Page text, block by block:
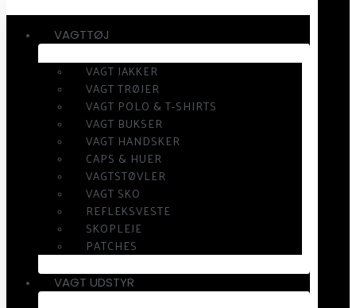
VAGTTØJ
VAGT JAKKER
VAGT TRØJER
VAGT POLO & T-SHIRTS
VAGT BUKSER
VAGT HANDSKER
CAPS & HUER
VAGTSTØVLER
VAGT SKO
REFLEKSVESTE
SKOPLEJE
PATCHES
VAGT UDSTYR